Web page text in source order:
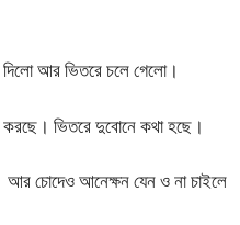
আর ভিতরে চলে গেলো।
করছে। ভিতরে দুবোনে কথা হছে।
আর চোদেও আনেক্ষন যেন ও না চাইলে